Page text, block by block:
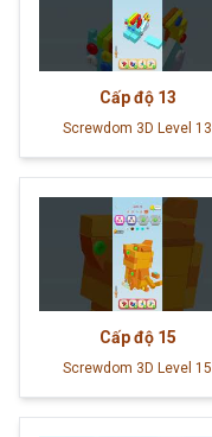
Cấp độ 13
Screwdom 3D Level 13
Cấp độ 15
Screwdom 3D Level 15